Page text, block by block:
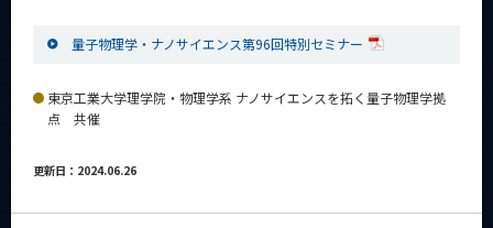
量子物理学・ナノサイエンス第96回特別セミナー
東京工業大学理学院・物理学系 ナノサイエンスを拓く量子物理学拠
点 共催
更新日：2024.06.26